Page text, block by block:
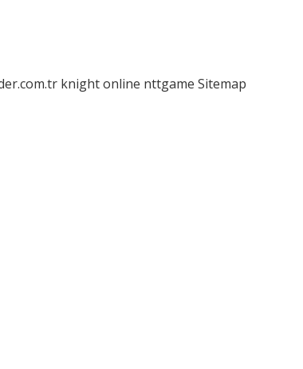
knight online nttgame Sitemap